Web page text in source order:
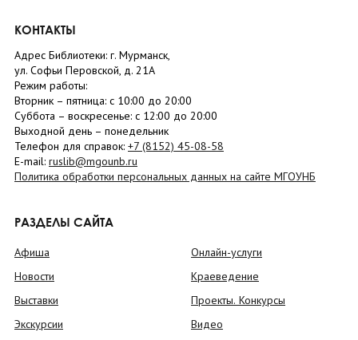
КОНТАКТЫ
Адрес Библиотеки: г. Мурманск,
ул. Софьи Перовской, д. 21А
Режим работы:
Вторник – пятница: с 10:00 до 20:00
Суббота – воскресенье: c 12:00 до 20:00
Выходной день – понедельник
Телефон для справок: +7 (8152) 45-08-58
E-mail: ruslib@mgounb.ru
Политика обработки персональных данных на сайте МГОУНБ
РАЗДЕЛЫ САЙТА
Афиша
Новости
Выставки
Экскурсии
Онлайн-услуги
Краеведение
Проекты. Конкурсы
Видео